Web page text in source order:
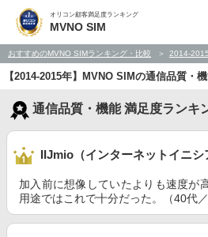
オリコン顧客満足度ランキング
MVNO SIM
おすすめのMVNO SIMランキング・比較 2014-
【2014-2015年】MVNO SIMの通信品質・
通信品質・機能 満足度ランキ
IIJmio（インターネットイニシ
加入前に想像していたよりも速度が
用途ではこれで十分だった。（40代／